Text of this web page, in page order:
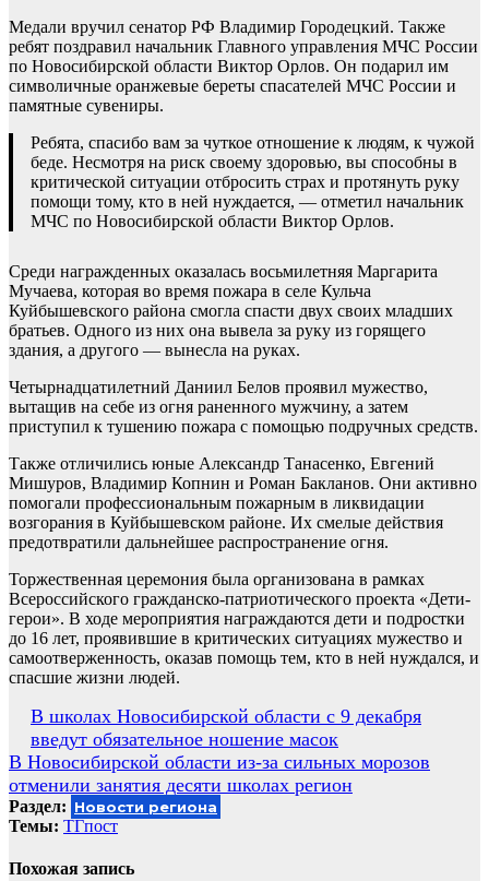
Медали вручил сенатор РФ Владимир Городецкий. Также
ребят поздравил начальник Главного управления МЧС России
по Новосибирской области Виктор Орлов. Он подарил им
символичные оранжевые береты спасателей МЧС России и
памятные сувениры.
Ребята, спасибо вам за чуткое отношение к людям, к чужой
беде. Несмотря на риск своему здоровью, вы способны в
критической ситуации отбросить страх и протянуть руку
помощи тому, кто в ней нуждается, — отметил начальник
МЧС по Новосибирской области Виктор Орлов.
Среди награжденных оказалась восьмилетняя Маргарита
Мучаева, которая во время пожара в селе Кульча
Куйбышевского района смогла спасти двух своих младших
братьев. Одного из них она вывела за руку из горящего
здания, а другого — вынесла на руках.
Четырнадцатилетний Даниил Белов проявил мужество,
вытащив на себе из огня раненного мужчину, а затем
приступил к тушению пожара с помощью подручных средств.
Также отличились юные Александр Танасенко, Евгений
Мишуров, Владимир Копнин и Роман Бакланов. Они активно
помогали профессиональным пожарным в ликвидации
возгорания в Куйбышевском районе. Их смелые действия
предотвратили дальнейшее распространение огня.
Торжественная церемония была организована в рамках
Всероссийского гражданско-патриотического проекта «Дети-
герои». В ходе мероприятия награждаются дети и подростки
до 16 лет, проявившие в критических ситуациях мужество и
самоотверженность, оказав помощь тем, кто в ней нуждался, и
спасшие жизни людей.
Навигация
по
записям
В школах Новосибирской области с 9 декабря
введут обязательное ношение масок
В Новосибирской области из-за сильных морозов
отменили занятия десяти школах регион
Раздел: Новости региона
Темы: ТГпост
Похожая запись